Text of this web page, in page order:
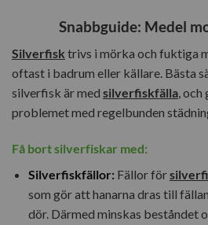
Snabbguide: Medel
Silverfisk trivs i mörka och fuktiga
oftast i badrum eller källare. Bästa
silverfisk är med silverfiskfälla, och
problemet med regelbunden
Få bort silverfiskar med:
Silverfiskfällor: Fällor för
som gör att hanarna dras till
dör. Därmed minskas beståndet